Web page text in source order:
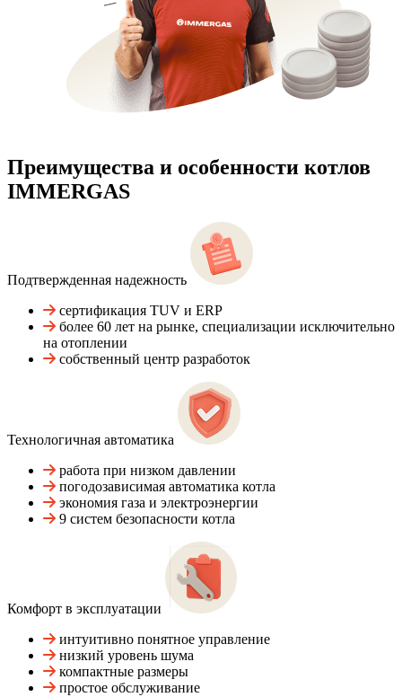
Преимущества и особенности котлов
IMMERGAS
Подтвержденная надежность
сертификация TUV и ERP
более 60 лет на рынке, специализации исключительно
на отоплении
собственный центр разработок
Технологичная автоматика
работа при низком давлении
погодозависимая автоматика котла
экономия газа и электроэнергии
9 систем безопасности котла
Комфорт в эксплуатации
интуитивно понятное управление
низкий уровень шума
компактные размеры
простое обслуживание